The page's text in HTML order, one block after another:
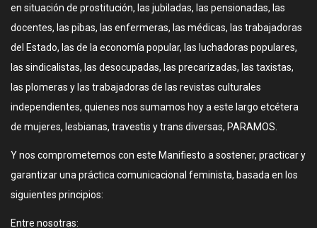
en situación de prostitución, las jubiladas, las pensionadas, las
docentes, las pibas, las enfermeras, las médicas, las trabajadoras
del Estado, las de la economía popular, las luchadoras populares,
las sindicalistas, las desocupadas, las precarizadas, las taxistas,
las plomeras y las trabajadoras de las revistas culturales
independientes, quienes nos sumamos hoy a este largo etcétera
de mujeres, lesbianas, travestis y trans diversas, PARAMOS.
Y nos comprometemos con este Manifiesto a sostener, practicar y
garantizar una práctica comunicacional feminista, basada en los
siguientes principios:
Entre nosotras: